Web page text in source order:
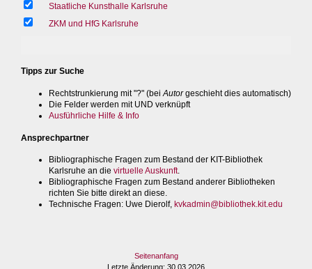
Staatliche Kunsthalle Karlsruhe
ZKM und HfG Karlsruhe
Tipps zur Suche
Rechtstrunkierung mit "?" (bei Autorgeschieht dies automatisch)
Die Felder werden mit UND verknüpft
Ausführliche Hilfe & Info
Ansprechpartner
Bibliographische Fragen zum Bestand der KIT-Bibliothek
Karlsruhe an die virtuelle Auskunft.
Bibliographische Fragen zum Bestand anderer Bibliotheken
richten Sie bitte direkt an diese.
Technische Fragen: Uwe Dierolf, kvkadmin@bibliothek.kit.edu
Seitenanfang
Letzte Änderung: 30.03.2026